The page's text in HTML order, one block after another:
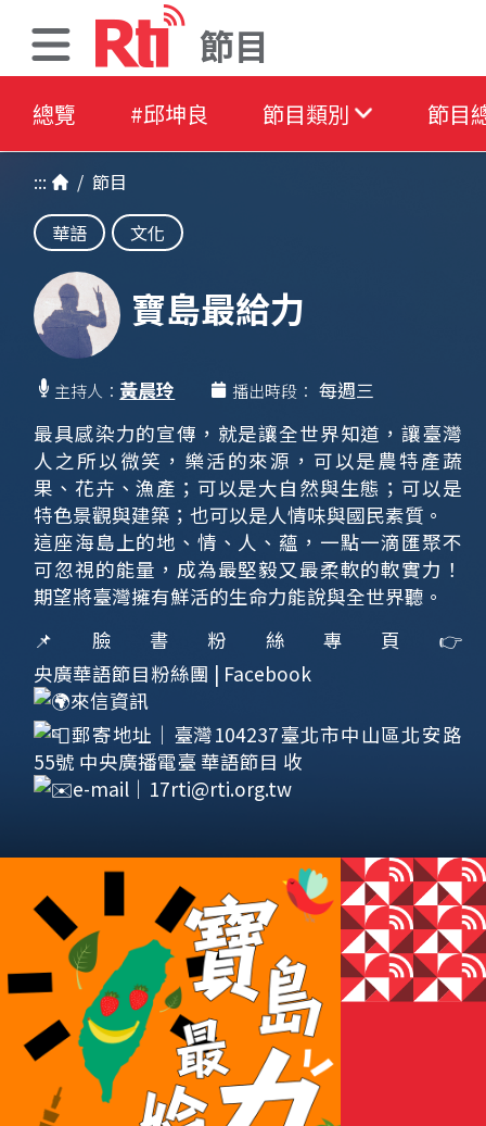
節目
總覽 #邱坤良 節目類別 節目
::: / 節目
華語
文化
寶島最給力
主持人： 黃晨玲 播出時段： 每週三
最具感染力的宣傳，就是讓全世界知道，讓臺灣
人之所以微笑，樂活的來源，可以是農特產蔬
果、花卉、漁產；可以是大自然與生態；可以是
特色景觀與建築；也可以是人情味與國民素質。
這座海島上的地、情、人、蘊，一點一滴匯聚不
可忽視的能量，成為最堅毅又最柔軟的軟實力！
期望將臺灣擁有鮮活的生命力能說與全世界聽。
📌臉書粉絲專頁👉
央廣華語節目粉絲團 | Facebook
來信資訊
郵寄地址｜臺灣104237臺北市中山區北安路
55號 中央廣播電臺 華語節目 收
e-mail｜ 17rti@rti.org.tw